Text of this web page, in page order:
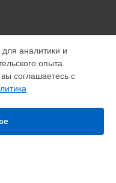
аналитики и
опыта.
соглашаетесь с